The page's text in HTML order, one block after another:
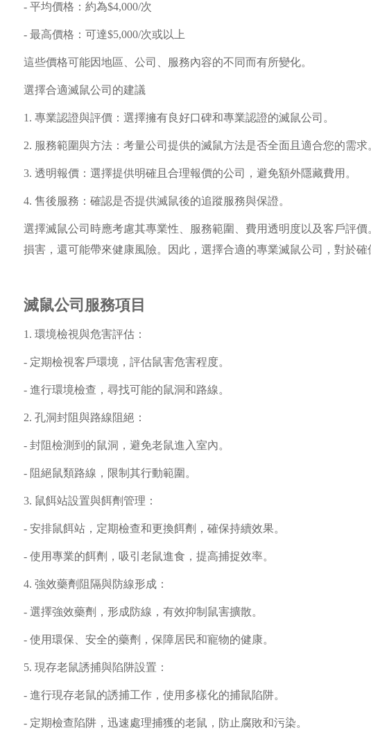
- 平均價格：約為$4,000/次
- 最高價格：可達$5,000/次或以上
這些價格可能因地區、公司、服務內容的不同而有所變化。
選擇合適滅鼠公司的建議
1. 專業認證與評價：選擇擁有良好口碑和專業認證的滅鼠公司。
2. 服務範圍與方法：考量公司提供的滅鼠方法是否全面且適合您的需求
3. 透明報價：選擇提供明確且合理報價的公司，避免額外隱藏費用。
4. 售後服務：確認是否提供滅鼠後的追蹤服務與保證。
選擇滅鼠公司時應考慮其專業性、服務範圍、費用透明度以及客戶評
損害，還可能帶來健康風險。因此，選擇合適的專業滅鼠公司，對於確
滅鼠公司服務項目
1. 環境檢視與危害評估：
- 定期檢視客戶環境，評估鼠害危害程度。
- 進行環境檢查，尋找可能的鼠洞和路線。
2. 孔洞封阻與路線阻絕：
- 封阻檢測到的鼠洞，避免老鼠進入室內。
- 阻絕鼠類路線，限制其行動範圍。
3. 鼠餌站設置與餌劑管理：
- 安排鼠餌站，定期檢查和更換餌劑，確保持續效果。
- 使用專業的餌劑，吸引老鼠進食，提高捕捉效率。
4. 強效藥劑阻隔與防線形成：
- 選擇強效藥劑，形成防線，有效抑制鼠害擴散。
- 使用環保、安全的藥劑，保障居民和寵物的健康。
5. 現存老鼠誘捕與陷阱設置：
- 進行現存老鼠的誘捕工作，使用多樣化的捕鼠陷阱。
- 定期檢查陷阱，迅速處理捕獲的老鼠，防止腐敗和污染。